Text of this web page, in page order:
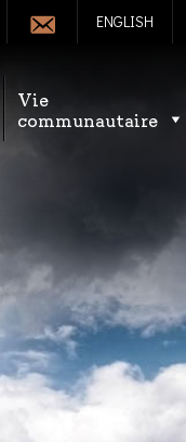
ENGLISH
Vie
communautaire